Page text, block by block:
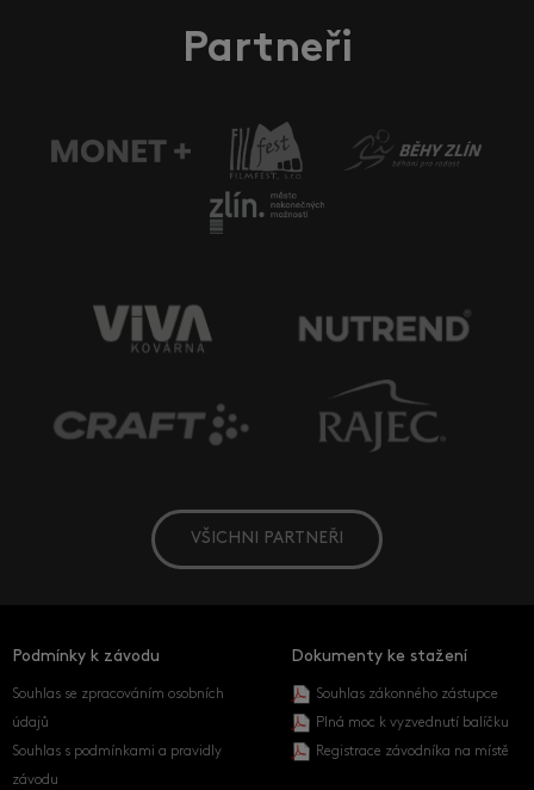
Partneři
VŠICHNI PARTNEŘI
Podmínky k závodu
Souhlas se zpracováním osobních
údajů
Souhlas s podmínkami a pravidly
závodu
Dokumenty ke stažení
Souhlas zákonného zástupce
Plná moc k vyzvednutí balíčku
Registrace závodníka na místě